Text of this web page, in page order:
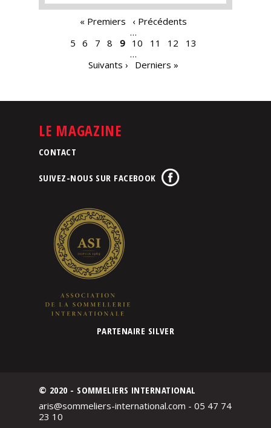
« Premiers
‹ Précédents
…
5
6 7 8 9 10 11 12
13
…
Suivants ›
Derniers »
LE MAGAZINE
CONTACT
SUIVEZ-NOUS SUR FACEBOOK
PARTENAIRE SILVER
© 2020 - SOMMELIERS INTERNATIONAL
aris@sommeliers-international.com - 05 47 74
23 10